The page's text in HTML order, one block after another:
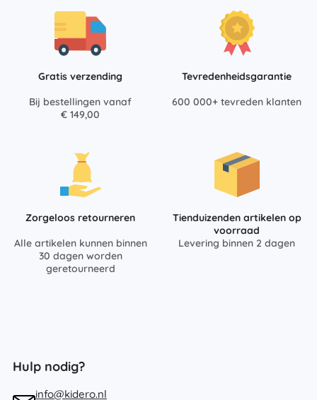
Gratis verzending
Bij bestellingen vanaf
€ 149,00
Tevredenheidsgarantie
600 000+ tevreden klanten
Zorgeloos retourneren
Alle artikelen kunnen binnen
30 dagen worden
geretourneerd
Tienduizenden artikelen op
voorraad
Levering binnen 2 dagen
Hulp nodig?
info@kidero.nl